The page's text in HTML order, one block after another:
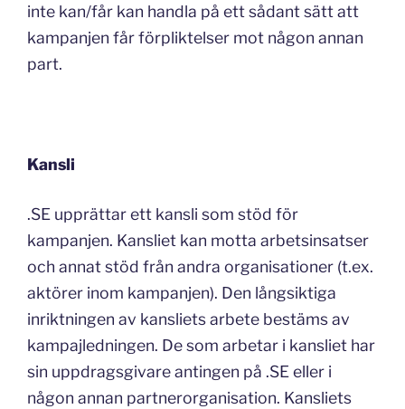
inte kan/får kan handla på ett sådant sätt att
kampanjen får förpliktelser mot någon annan
part.
Kansli
.SE upprättar ett kansli som stöd för
kampanjen. Kansliet kan motta arbetsinsatser
och annat stöd från andra organisationer (t.ex.
aktörer inom kampanjen). Den långsiktiga
inriktningen av kansliets arbete bestäms av
kampajledningen. De som arbetar i kansliet har
sin uppdragsgivare antingen på .SE eller i
någon annan partnerorganisation. Kansliets